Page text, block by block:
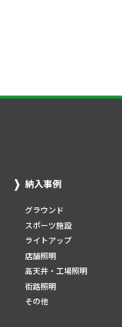
納入事例
グラウンド
スポーツ施設
ライトアップ
店舗照明
高天井・工場照明
街路照明
その他